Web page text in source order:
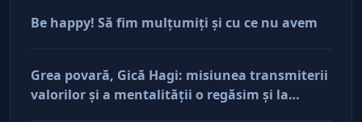
Be happy! Să fim mulţumiţi şi cu ce nu avem
Grea povară, Gică Hagi: misiunea transmiterii
valorilor şi a mentalităţii o regăsim şi la